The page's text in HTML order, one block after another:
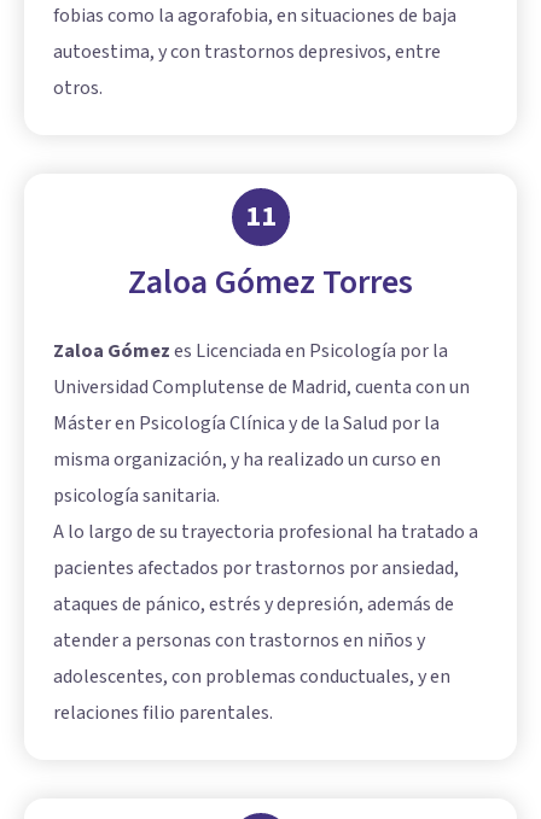
fobias como la agorafobia, en situaciones de baja
autoestima, y con trastornos depresivos, entre
otros.
11
Zaloa Gómez Torres
Zaloa Gómezes Licenciada en Psicología por la
Universidad Complutense de Madrid, cuenta con un
Máster en Psicología Clínica y de la Salud por la
misma organización, y ha realizado un curso en
psicología sanitaria.
A lo largo de su trayectoria profesional ha tratado a
pacientes afectados por trastornos por ansiedad,
ataques de pánico, estrés y depresión, además de
atender a personas con trastornos en niños y
adolescentes, con problemas conductuales, y en
relaciones filio parentales.